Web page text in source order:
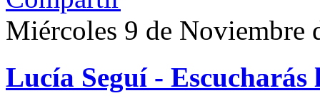
Miércoles 9 de Noviembre
Lucía Seguí - Escucharás